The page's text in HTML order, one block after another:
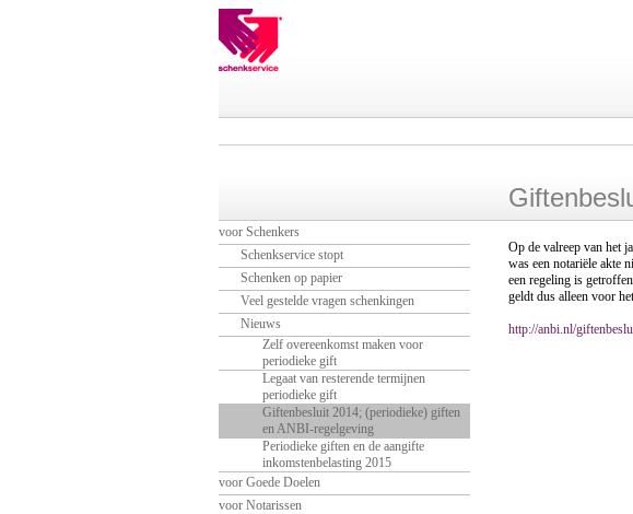
Op de valreep van het
was een notariële akte
een regeling is
geldt dus alleen voor
http://anbi.nl/
voor Schenkers
Schenkservice stopt
Schenken op papier
Veel gestelde vragen schenkingen
Nieuws
Zelf overeenkomst maken voor
periodieke gift
Legaat van resterende termijnen
periodieke gift
Giftenbesluit 2014; (periodieke) giften
en ANBI-regelgeving
Periodieke giften en de aangifte
inkomstenbelasting 2015
voor Goede Doelen
voor Notarissen